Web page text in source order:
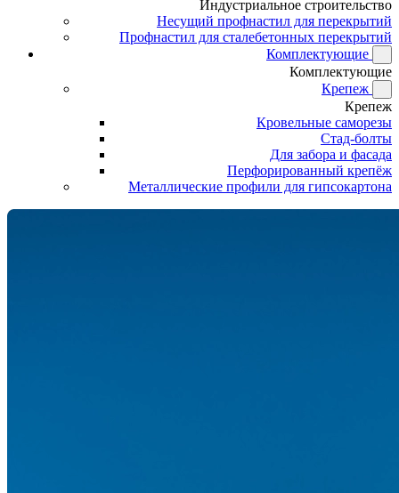
Индустриальное строительство
Несущий профнастил для перекрытий
Профнастил для сталебетонных перекрытий
Комплектующие
Комплектующие
Крепеж
Крепеж
Кровельные саморезы
Стад-болты
Для забора и фасада
Перфорированный крепёж
Металлические профили для гипсокартона